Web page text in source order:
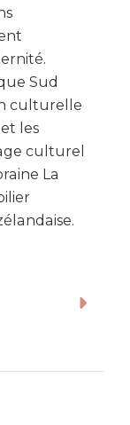
Sud
culturelle
les
culturel
La